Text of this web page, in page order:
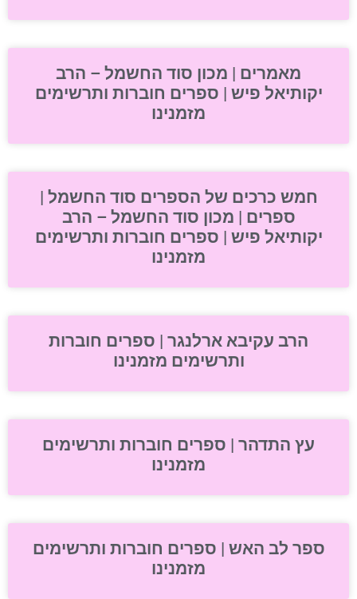
מאמרים | מכון סוד החשמל – הרב
יקותיאל פיש | ספרים חוברות ותרשימים
מזמנינו
חמש כרכים של הספרים סוד החשמל |
ספרים | מכון סוד החשמל – הרב
יקותיאל פיש | ספרים חוברות ותרשימים
מזמנינו
הרב עקיבא ארלנגר | ספרים חוברות
ותרשימים מזמנינו
עץ התדהר | ספרים חוברות ותרשימים
מזמנינו
ספר לב האש | ספרים חוברות ותרשימים
מזמנינו